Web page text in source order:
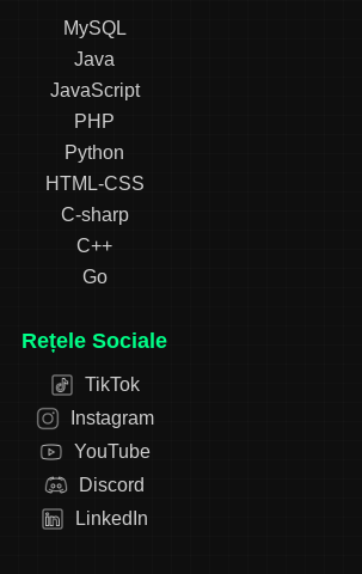
MySQL
Java
JavaScript
PHP
Python
HTML-CSS
C-sharp
C++
Go
Rețele Sociale
TikTok
Instagram
YouTube
Discord
LinkedIn